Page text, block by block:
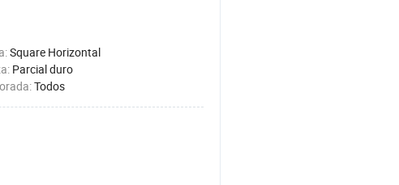
Square Horizontal
Parcial duro
Todos